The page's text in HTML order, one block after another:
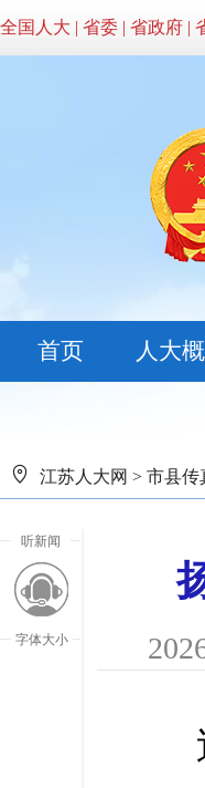
全国人大 | 省委 | 省政府 |
首页 人大
江苏人大网 > 市县传
听新闻
字体大小
近